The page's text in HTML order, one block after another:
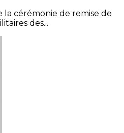
la cérémonie de remise de
des...